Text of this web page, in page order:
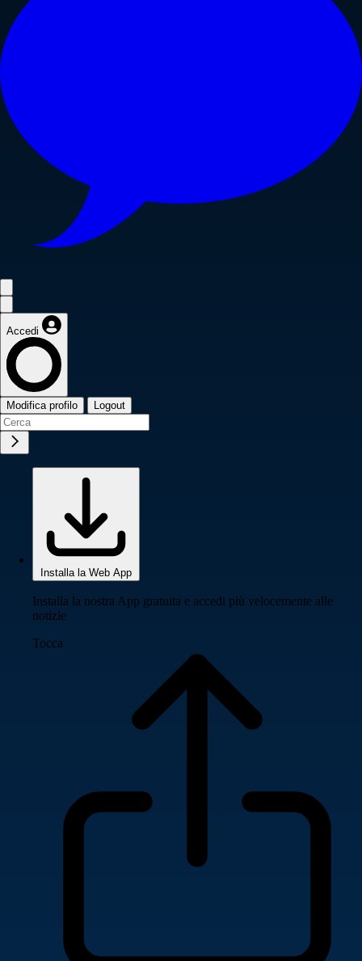
Accedi
Modifica profilo Logout
Installa la Web App
Installa la nostra App gratuita e accedi più velocemente alle
notizie
Tocca